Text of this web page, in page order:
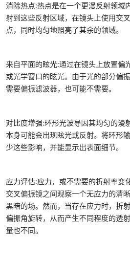
消除热点:热点是在一个更漫反射领域
射到这些反射区域，在镜头上使用交
点，同时均匀地照亮了其余的领域。
来自平面的眩光:通过在镜头上放置偏
或光学窗口的眩光。由于光的部分偏
需要偏振滤波器，也可能不需要。
对比度增强:环形光波导因其均匀的漫
本身可能会出现眩光或反射。将环形
少这些影响，并能显示出表面细节。
应力评估:应力，或不需要的折射率变
交叉偏振镜之间观察一个无应力的清
黑暗的场。然而，当存在应力时，折
偏振角旋转，从而产生不同程度的
量也不同。